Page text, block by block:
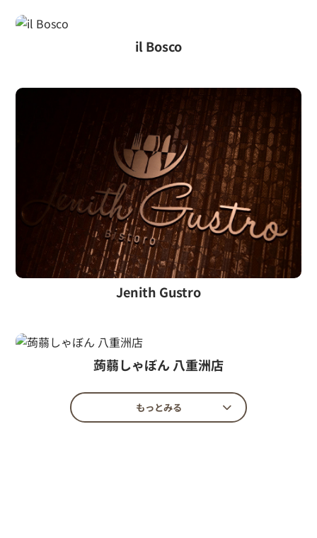
il Bosco
Jenith Gustro
蒟蒻しゃぼん 八重洲店
もっとみる